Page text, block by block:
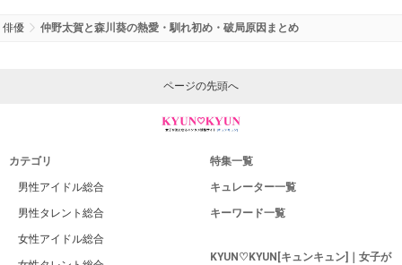
俳優 仲野太賀と森川葵の熱愛・馴れ初め・破局原因まとめ
ページの先頭へ
カテゴリ
男性アイドル総合
男性タレント総合
女性アイドル総合
特集一覧
キュレーター一覧
キーワード一覧
KYUN♡KYUN[キュンキュン]｜女子が